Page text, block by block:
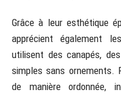
Grâce à leur esthétique
apprécient également
utilisent des canapés,
simples sans ornements.
de manière ordonnée,